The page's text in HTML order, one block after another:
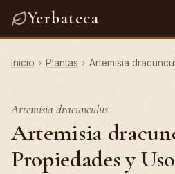
Yerbateca
Inicio › Plantas › Artemisia
Artemisia dracunculus
Artemisia
Propiedades y